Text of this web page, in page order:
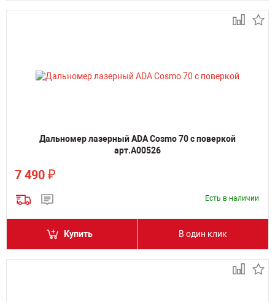
Дальномер лазерный ADA Cosmo 70 с поверкой
арт.А00526
7 490 ₽
Есть в наличии
Купить В один клик